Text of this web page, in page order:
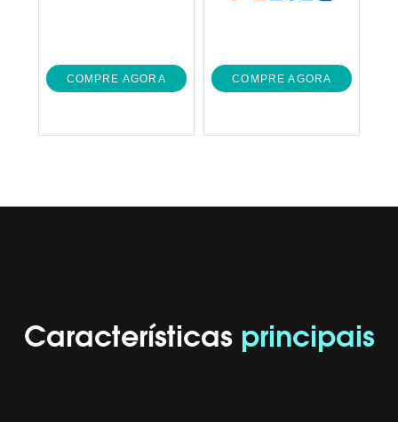
COMPRE AGORA COMPRE AGORA
Características principais